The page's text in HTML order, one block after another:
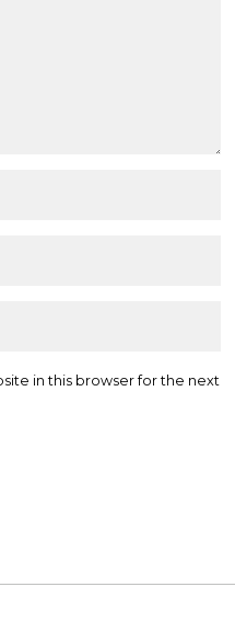
in this browser for the next